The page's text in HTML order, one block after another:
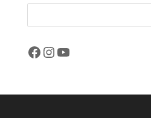
Facebook
Instagram
YouTube